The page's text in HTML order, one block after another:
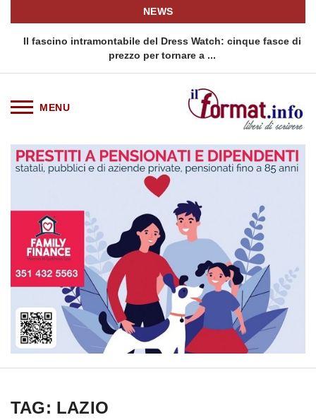
NEWS
Il fascino intramontabile del Dress Watch: cinque fasce di
prezzo per tornare a ...
TAG: LAZIO